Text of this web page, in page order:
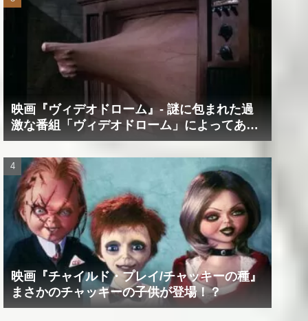
映画『ヴィデオドローム』‐ 謎に包まれた過
激な番組「ヴィデオドローム」によってあな
たの精神は蝕まれる！
映画『チャイルド・プレイ/チャッキーの種』
まさかのチャッキーの子供が登場！？